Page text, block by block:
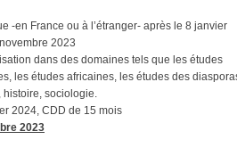
-en France ou à l’étranger- après le 8 janvier
2023
dans des domaines tels que les études
les études africaines, les études des
histoire, sociologie.
2024, CDD de 15 mois
2023